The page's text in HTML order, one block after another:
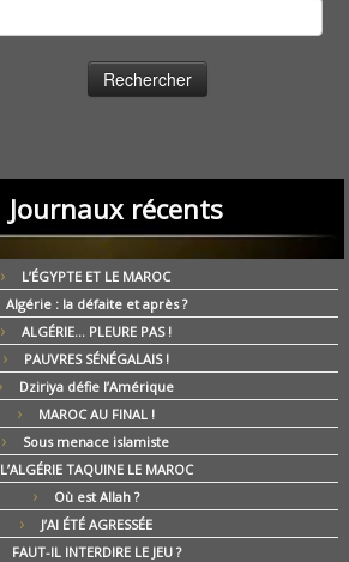
Journaux récents
L’ÉGYPTE ET LE MAROC
Algérie : la défaite et après ?
ALGÉRIE… PLEURE PAS !
PAUVRES SÉNÉGALAIS !
Dziriya défie l’Amérique
MAROC AU FINAL !
Sous menace islamiste
L’ALGÉRIE TAQUINE LE MAROC
Où est Allah ?
J’AI ÉTÉ AGRESSÉE
FAUT-IL INTERDIRE LE JEU ?